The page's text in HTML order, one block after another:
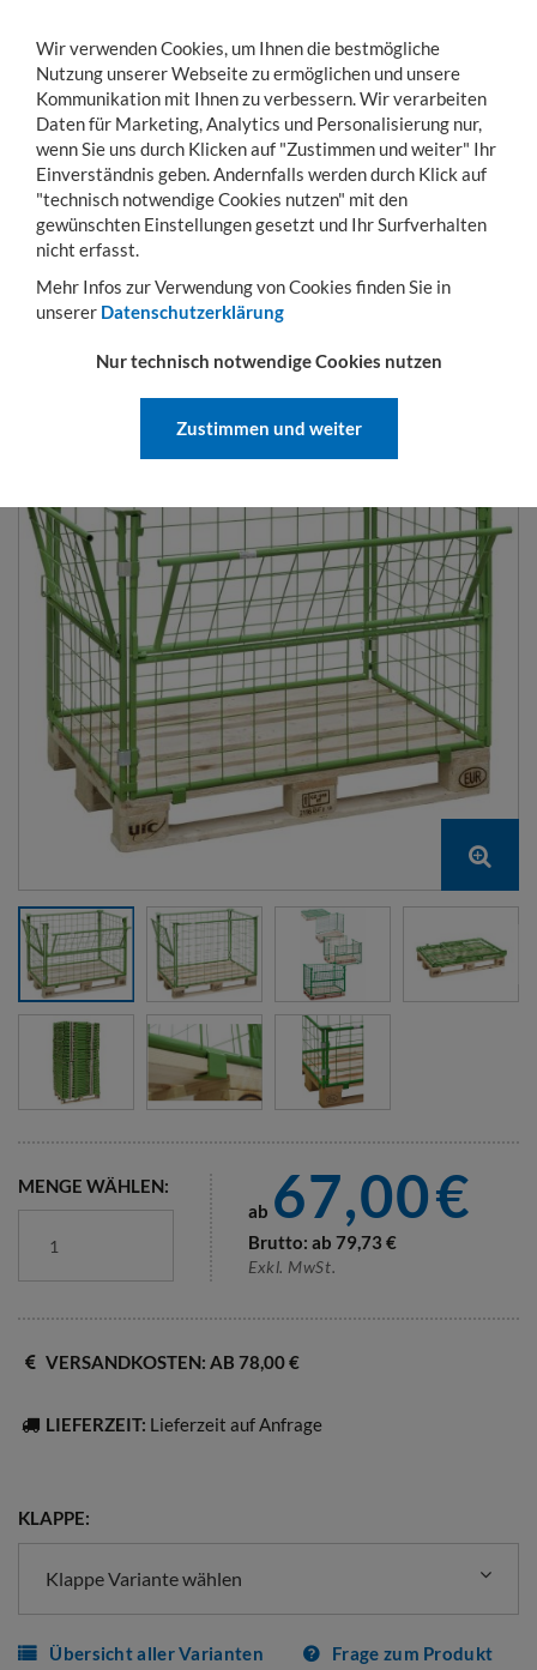
Toggle
navigation
MENÜ KONTO WARENKORB
Sie sind hier: Lager- & Transportgestelle
GITTERAUFSATZRAHMEN MIT
SCHMALSEITIGER KLAPPE
MENGE WÄHLEN:
ab 67,00€
Brutto: ab 79,73 €
Exkl. MwSt.
VERSANDKOSTEN: AB 78,00 €
LIEFERZEIT: Lieferzeit auf Anfrage
KLAPPE:
Klappe Variante wählen
Übersicht aller Varianten Frage zum Produkt
Wir verwenden Cookies, um Ihnen die bestmögliche
Nutzung unserer Webseite zu ermöglichen und unsere
Kommunikation mit Ihnen zu verbessern. Wir verarbeiten
Daten für Marketing, Analytics und Personalisierung nur,
wenn Sie uns durch Klicken auf "Zustimmen und weiter" Ihr
Einverständnis geben. Andernfalls werden durch Klick auf
"technisch notwendige Cookies nutzen" mit den
gewünschten Einstellungen gesetzt und Ihr Surfverhalten
nicht erfasst.
Mehr Infos zur Verwendung von Cookies finden Sie in
unserer Datenschutzerklärung
Nur technisch notwendige Cookies nutzen
Zustimmen und weiter